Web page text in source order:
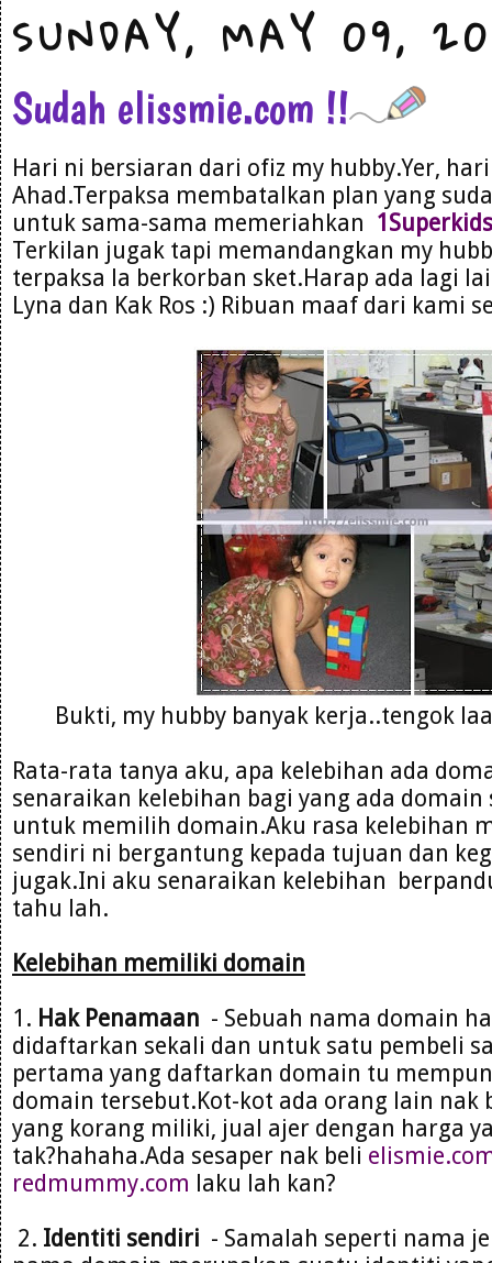
SUNDAY, MAY 09,
Sudah elissmie.com !!
Hari ni bersiaran dari ofiz my hubby.Yer,
Ahad.Terpaksa membatalkan plan yang
untuk sama-sama memeriahkan
Terkilan jugak tapi memandangkan my
terpaksa la berkorban sket.Harap ada lagi
Lyna dan Kak Ros :) Ribuan maaf dari kami
Bukti, my hubby banyak kerja..tengok
Rata-rata tanya aku, apa kelebihan ada
senaraikan kelebihan bagi yang ada domain
untuk memilih domain.Aku rasa kelebihan
sendiri ni bergantung kepada tujuan dan
jugak.Ini aku senaraikan kelebihan
tahu lah.
Kelebihan memiliki domain
1. Hak Penamaan - Sebuah nama domain
didaftarkan sekali dan untuk satu pembeli
pertama yang daftarkan domain tu
domain tersebut.Kot-kot ada orang lain nak
yang korang miliki, jual ajer dengan harga
tak?hahaha.Ada sesaper nak beli
redmummy.com laku lah kan?
2. Identiti sendiri - Samalah seperti nama